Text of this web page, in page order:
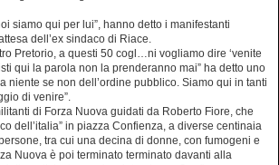
siamo qui per lui”, hanno detto i manifestanti
dell’ex sindaco di Riace.
Pretorio, a questi 50 cogl…ni vogliamo dire ‘venite
qui la parola non la prenderanno mai” ha detto uno
niente se non dell’ordine pubblico. Siamo qui in tanti
di venire”.
di Forza Nuova guidati da Roberto Fiore, che
dell’italia” in piazza Confienza, a diverse centinaia
tra cui una decina di donne, con fumogeni e
Nuova è poi terminato terminato davanti alla